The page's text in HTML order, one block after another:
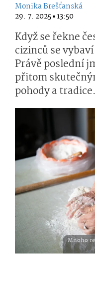
Monika Brešťanská
29. 7. 2025 ▪ 13:50
Když se řekne
cizinců se
Právě poslední
přitom
pohody a tradice.
Mnoho